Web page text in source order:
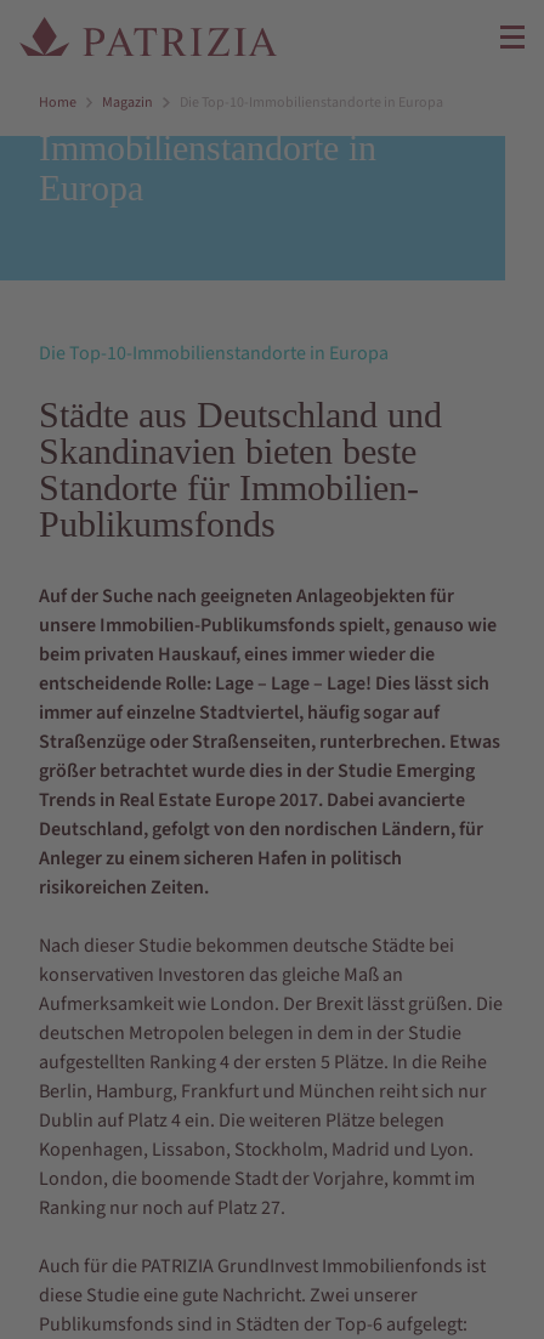
Home Magazin Die Top-10-Immobilienstandorte in Europa
Die Top-10-
Immobilienstandorte in
Europa
Die Top-10-Immobilienstandorte in Europa
Städte aus Deutschland und
Skandinavien bieten beste
Standorte für Immobilien-
Publikumsfonds
Auf der Suche nach geeigneten Anlageobjekten für
unsere Immobilien-Publikumsfonds spielt, genauso wie
beim privaten Hauskauf, eines immer wieder die
entscheidende Rolle: Lage – Lage – Lage! Dies lässt sich
immer auf einzelne Stadtviertel, häufig sogar auf
Straßenzüge oder Straßenseiten, runterbrechen. Etwas
größer betrachtet wurde dies in der Studie Emerging
Trends in Real Estate Europe 2017. Dabei avancierte
Deutschland, gefolgt von den nordischen Ländern, für
Anleger zu einem sicheren Hafen in politisch
risikoreichen Zeiten.
Nach dieser Studie bekommen deutsche Städte bei
konservativen Investoren das gleiche Maß an
Aufmerksamkeit wie London. Der Brexit lässt grüßen. Die
deutschen Metropolen belegen in dem in der Studie
aufgestellten Ranking 4 der ersten 5 Plätze. In die Reihe
Berlin, Hamburg, Frankfurt und München reiht sich nur
Dublin auf Platz 4 ein. Die weiteren Plätze belegen
Kopenhagen, Lissabon, Stockholm, Madrid und Lyon.
London, die boomende Stadt der Vorjahre, kommt im
Ranking nur noch auf Platz 27.
Auch für die PATRIZIA GrundInvest Immobilienfonds ist
diese Studie eine gute Nachricht. Zwei unserer
Publikumsfonds sind in Städten der Top-6 aufgelegt: